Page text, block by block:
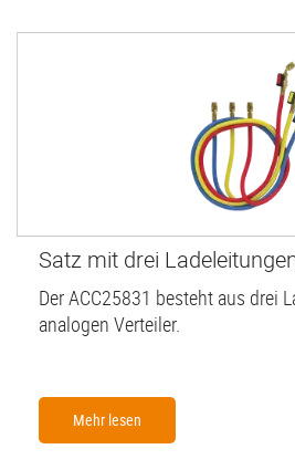
Satz mit drei
Der ACC25831 besteht aus drei
analogen Verteiler.
Mehr lesen